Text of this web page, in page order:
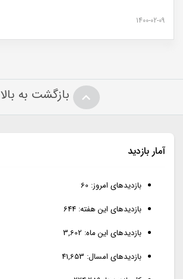
1400-02-09
بازگشت به بالا
آمار بازدید
بازدیدهای امروز: 60
بازدیدهای این هفته: 644
بازدیدهای این ماه: 3,602
بازدیدهای امسال: 41,653